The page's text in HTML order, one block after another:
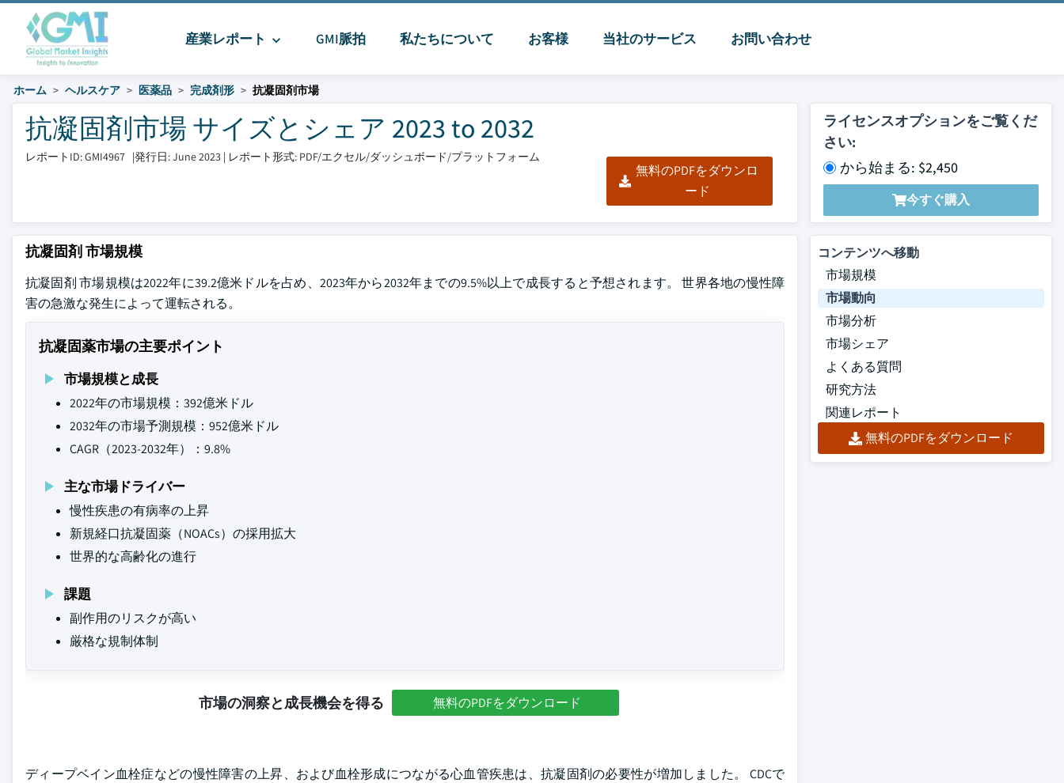
産業レポート GMI脈拍 私たちについて お客様 当社のサービス お問い合わせ
ホーム ヘルスケア 医薬品 完成剤形 抗凝固剤市場
抗凝固剤市場 サイズとシェア 2023 to 2032
レポートID: GMI4967 |発行日: June 2023 | レポート形式: PDF/エクセル/ダッシュボード/プラットフォーム
無料のPDFをダウンロ
ード
ライセンスオプションをご覧くだ
さい:
から始まる: $2,450
今すぐ購入
抗凝固剤 市場規模
抗凝固剤 市場規模は2022年に39.2億米ドルを占め、2023年から2032年までの9.5%以上で成長すると予想されます。 世界各地の慢性障
害の急激な発生によって運転される。
抗凝固薬市場の主要ポイント
市場規模と成長
2022年の市場規模：392億米ドル
2032年の市場予測規模：952億米ドル
CAGR（2023-2032年）：9.8%
主な市場ドライバー
慢性疾患の有病率の上昇
新規経口抗凝固薬（NOACs）の採用拡大
世界的な高齢化の進行
課題
副作用のリスクが高い
厳格な規制体制
市場の洞察と成長機会を得る 無料のPDFをダウンロード
ディープベイン血栓症などの慢性障害の上昇、および血栓形成につながる心血管疾患は、抗凝固剤の必要性が増加しました。 CDCで
コンテンツへ移動
市場規模
市場動向
市場分析
市場シェア
よくある質問
研究方法
関連レポート
無料のPDFをダウンロード